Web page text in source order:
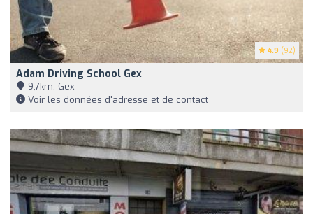
4.9 (92)
Adam Driving School Gex
9,7km, Gex
Voir les données d'adresse et de contact